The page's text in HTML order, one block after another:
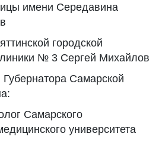
имени Середавина
городской
№ 3 Сергей Михайлов
Губернатора Самарской
Самарского
университета